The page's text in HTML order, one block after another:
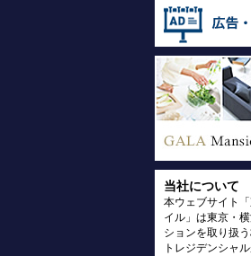
当社について
本ウェブサイト
イル」は東京・
ションを取り扱
トレジデンシャ